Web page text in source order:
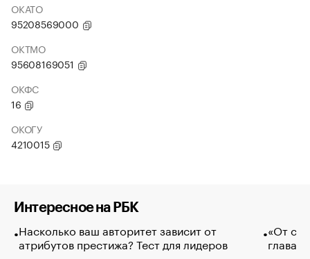
ОКАТО
95208569000
ОКТМО
95608169051
ОКФС
16
ОКОГУ
4210015
Интересное на РБК
Насколько ваш авторитет зависит от
атрибутов престижа? Тест для лидеров
«От
глава